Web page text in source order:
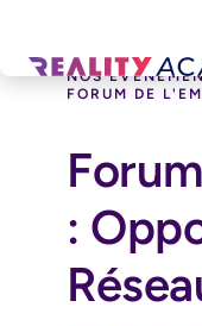
NOS
FORUM DE
: